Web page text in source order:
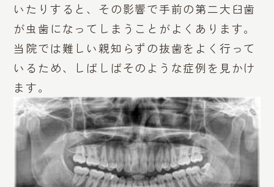
いたりすると、その影響で手前の第二大臼歯
が虫歯になってしまうことがよくあります。
当院では難しい親知らずの抜歯をよく行って
いるため、しばしばそのような症例を見かけ
ます。